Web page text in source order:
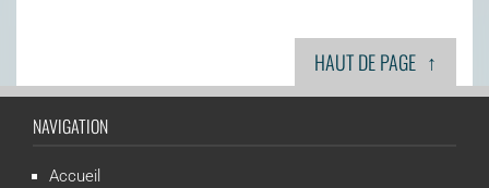
HAUT DE PAGE ↑
NAVIGATION
Accueil